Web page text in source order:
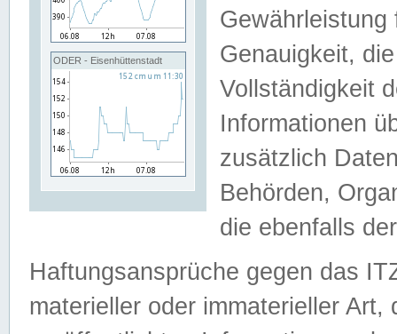
ODER - Eisenhüttenstadt
Genauigkeit,
Vollständigkeit
Informationen
zusätzlich
Behörden,
die ebenfalls
Haftungsansprüche gegen das
materieller oder immaterieller